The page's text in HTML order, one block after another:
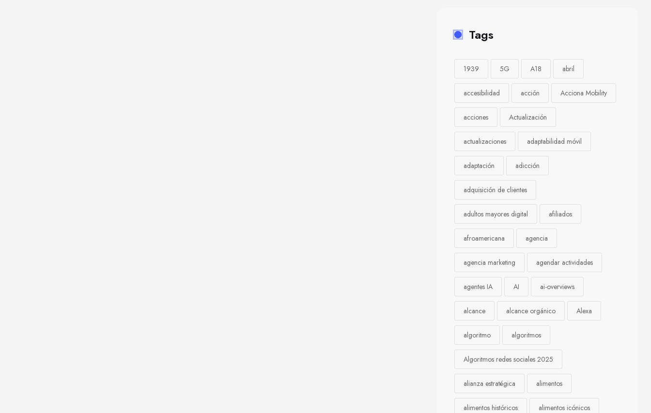
Tags
1939 5G A18 abril
accesibilidad acción Acciona Mobility
acciones Actualización
actualizaciones adaptabilidad móvil
adaptación adicción
adquisición de clientes
adultos mayores digital afiliados
afroamericana agencia
agencia marketing agendar actividades
agentes IA AI ai-overviews
alcance alcance orgánico Alexa
algoritmo algoritmos
Algoritmos redes sociales 2025
alianza estratégica alimentos
alimentos históricos alimentos icónicos